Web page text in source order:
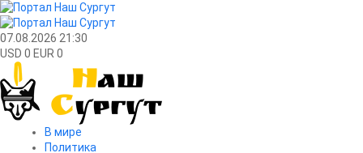
07.08.2026 21:30
USD 0 EUR 0
В мире
Политика